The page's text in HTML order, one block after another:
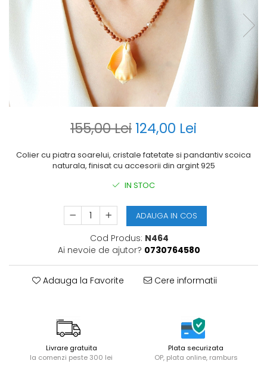
155,00 Lei 124,00 Lei
Colier cu piatra soarelui, cristale fatetate si pandantiv scoica
naturala, finisat cu accesorii din argint 925
IN STOC
ADAUGA IN COS
Cod Produs: N464
Ai nevoie de ajutor? 0730764580
Adauga la Favorite Cere informatii
Livrare gratuita
la comenzi peste 300 lei
Plata securizata
OP, plata online, ramburs